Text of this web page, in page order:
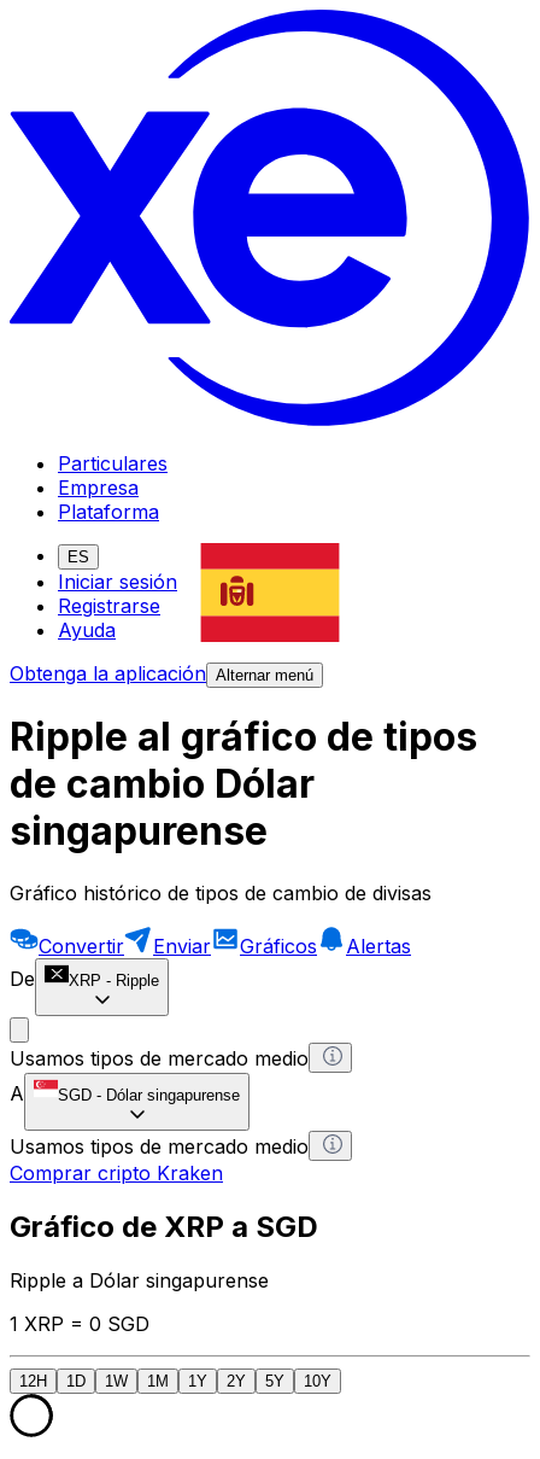
Particulares
Empresa
Plataforma
ES
Iniciar sesión
Registrarse
Ayuda
Obtenga la aplicación Alternar menú
Ripple al gráfico de tipos
de cambio Dólar
singapurense
Gráfico histórico de tipos de cambio de divisas
Convertir Enviar Gráficos
Alertas
De
XRP - Ripple
Usamos tipos de mercado medio
A
SGD - Dólar singapurense
Usamos tipos de mercado medio
Comprar cripto Kraken
Gráfico de XRP a SGD
Ripple a Dólar singapurense
1 XRP = 0 SGD
12H 1D 1W 1M 1Y 2Y 5Y 10Y